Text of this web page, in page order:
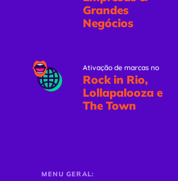
Grandes
Negócios
Ativação de marcas no
Rock in Rio,
Lollapalooza e
The Town
MENU GERAL: